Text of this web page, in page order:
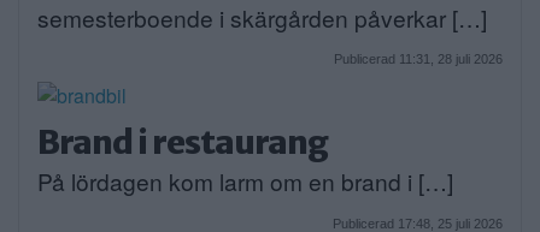
semesterboende i skärgården påverkar […]
Publicerad 11:31, 28 juli 2026
Brand i restaurang
På lördagen kom larm om en brand i […]
Publicerad 17:48, 25 juli 2026